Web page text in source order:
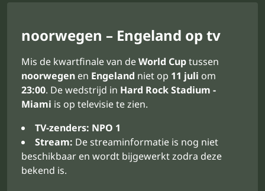
noorwegen – Engeland op tv
Mis de kwartfinale van deWorld Cuptussen
noorwegen en Engeland niet op 11 juli om
23:00. De wedstrijd in Hard Rock Stadium -
Miami is op televisie te zien.
TV-zenders: NPO 1
Stream: De streaminformatie is nog niet
beschikbaar en wordt bijgewerkt zodra deze
bekend is.